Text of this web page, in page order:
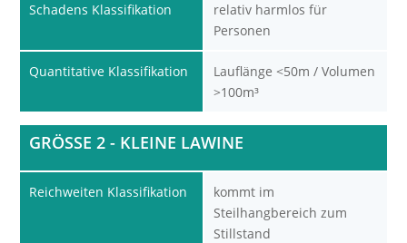
Schadens Klassifikation
Quantitative Klassifikation
relativ harmlos für
Personen
Lauflänge <50m / Volumen
>100m³
Reichweiten Klassifikation
GRÖSSE 2 - KLEINE LAWINE
kommt im
Steilhangbereich zum
Stillstand